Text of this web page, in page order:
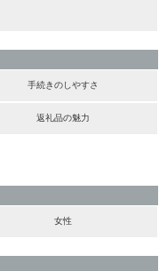
手続きのしやすさ
返礼品の魅力
女性